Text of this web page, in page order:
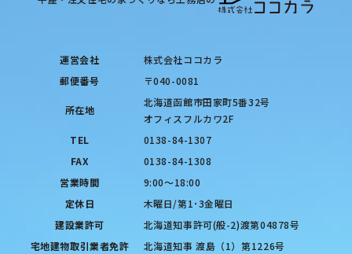
運営会社
株式会社ココカラ
郵便番号
〒040-0081
所在地
北海道函館市田家町5番32号
オフィスフルカワ2F
TEL
0138-84-1307
FAX
0138-84-1308
営業時間
9:00〜18:00
定休日
木曜日/第1･3金曜日
建設業許可
北海道知事許可(般-2)渡第04878号
宅地建物取引業者免許
北海道知事 渡島（1）第1226号